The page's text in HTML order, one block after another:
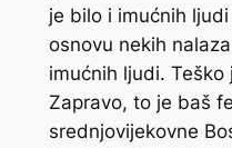
je bilo i imućnih
osnovu nekih
imućnih ljudi. Teško
Zapravo, to je baš
srednjovijekovne